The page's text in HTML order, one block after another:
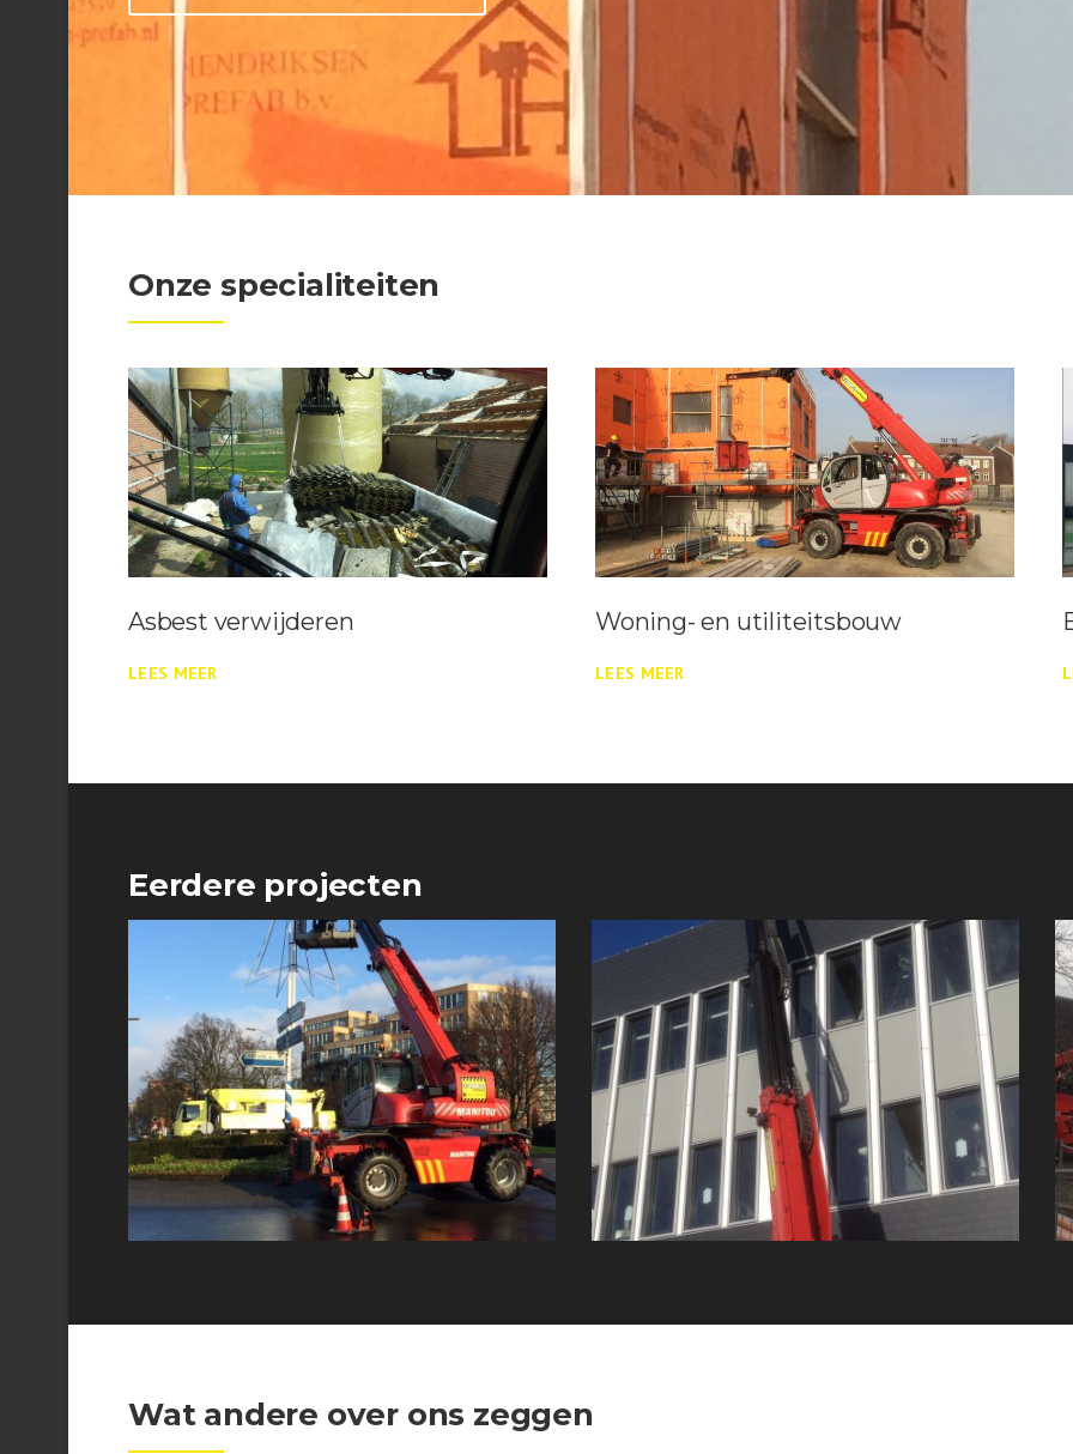
Onze specialiteiten
Asbest verwijderen
LEES MEER
Woning- en utiliteitsbouw
LEES MEER
Eerdere projecten
Wat andere over ons zeggen